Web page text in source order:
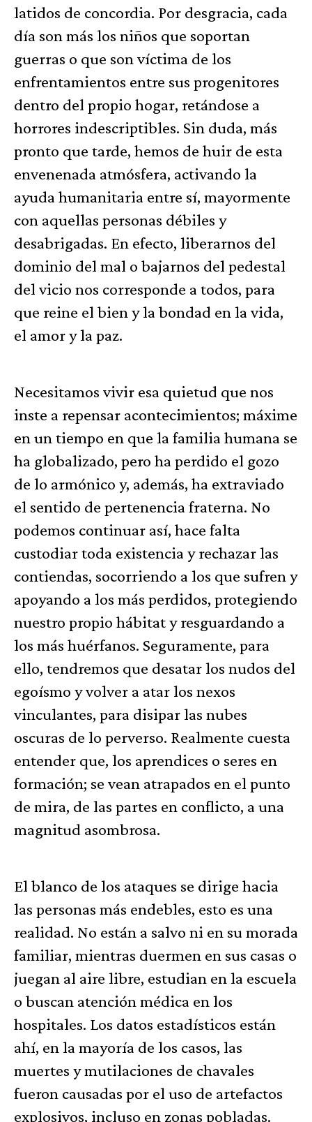
latidos de concordia. Por desgracia, cada
día son más los niños que soportan
guerras o que son víctima de los
enfrentamientos entre sus progenitores
dentro del propio hogar, retándose a
horrores indescriptibles. Sin duda, más
pronto que tarde, hemos de huir de esta
envenenada atmósfera, activando la
ayuda humanitaria entre sí, mayormente
con aquellas personas débiles y
desabrigadas. En efecto, liberarnos del
dominio del mal o bajarnos del pedestal
del vicio nos corresponde a todos, para
que reine el bien y la bondad en la vida,
el amor y la paz.
Necesitamos vivir esa quietud que nos
inste a repensar acontecimientos; máxime
en un tiempo en que la familia humana se
ha globalizado, pero ha perdido el gozo
de lo armónico y, además, ha extraviado
el sentido de pertenencia fraterna. No
podemos continuar así, hace falta
custodiar toda existencia y rechazar las
contiendas, socorriendo a los que sufren y
apoyando a los más perdidos, protegiendo
nuestro propio hábitat y resguardando a
los más huérfanos. Seguramente, para
ello, tendremos que desatar los nudos del
egoísmo y volver a atar los nexos
vinculantes, para disipar las nubes
oscuras de lo perverso. Realmente cuesta
entender que, los aprendices o seres en
formación; se vean atrapados en el punto
de mira, de las partes en conflicto, a una
magnitud asombrosa.
El blanco de los ataques se dirige hacia
las personas más endebles, esto es una
realidad. No están a salvo ni en su morada
familiar, mientras duermen en sus casas o
juegan al aire libre, estudian en la escuela
o buscan atención médica en los
hospitales. Los datos estadísticos están
ahí, en la mayoría de los casos, las
muertes y mutilaciones de chavales
fueron causadas por el uso de artefactos
explosivos, incluso en zonas pobladas.